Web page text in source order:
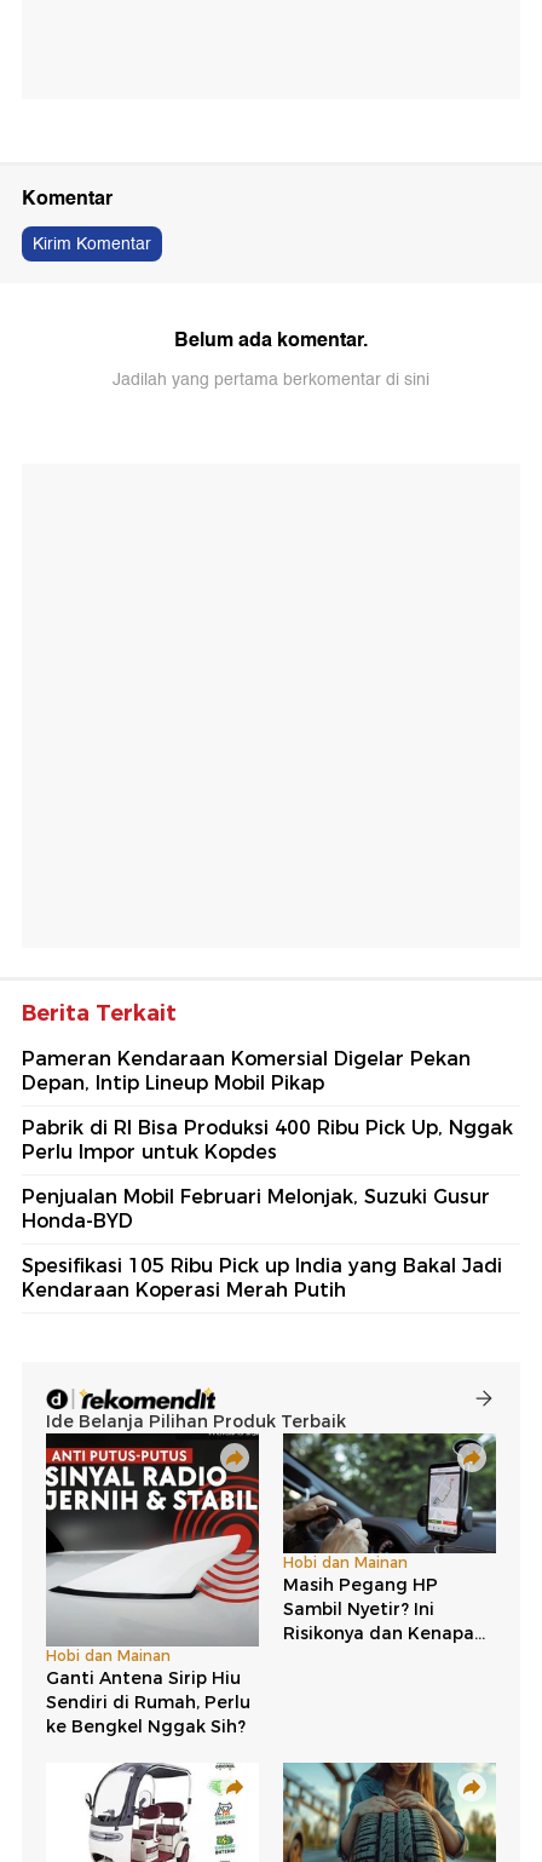
Komentar
Kirim Komentar
Belum ada komentar.
Jadilah yang pertama berkomentar di sini
Berita Terkait
Pameran Kendaraan Komersial Digelar Pekan
Depan, Intip Lineup Mobil Pikap
Pabrik di RI Bisa Produksi 400 Ribu Pick Up, Nggak
Perlu Impor untuk Kopdes
Penjualan Mobil Februari Melonjak, Suzuki Gusur
Honda-BYD
Spesifikasi 105 Ribu Pick up India yang Bakal Jadi
Kendaraan Koperasi Merah Putih